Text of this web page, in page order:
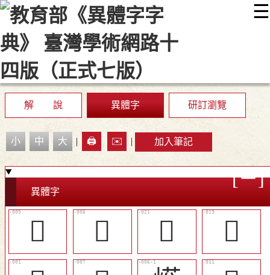
☰
::: 最新消息 常見問題 編輯說明
顯示模式
網站導覽
解 說 異體字 研訂瀏覽
小 中 大 | 🖨️ ✉️ | 加入筆記
異體字
󲹮 󲹯 󲹸
󲹷